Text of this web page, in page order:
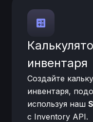
инвентаря
Создайте
инвентаря,
используя наш
с Inventory API.